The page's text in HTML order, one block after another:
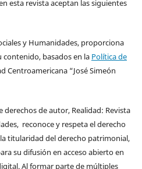
esta revista aceptan las siguientes
y Humanidades, proporciona
contenido, basados en la Política de
Centroamericana “José Simeón
derechos de autor, Realidad: Revista
reconoce y respeta el derecho
titularidad del derecho patrimonial,
su difusión en acceso abierto en
Al formar parte de múltiples